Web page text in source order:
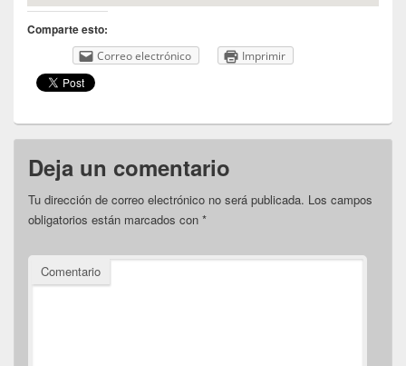
Comparte esto:
Correo electrónico Imprimir
Deja un comentario
Tu dirección de correo electrónico no será publicada. Los campos
obligatorios están marcados con *
Comentario